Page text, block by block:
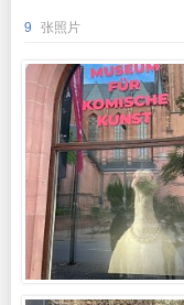
9 张照片